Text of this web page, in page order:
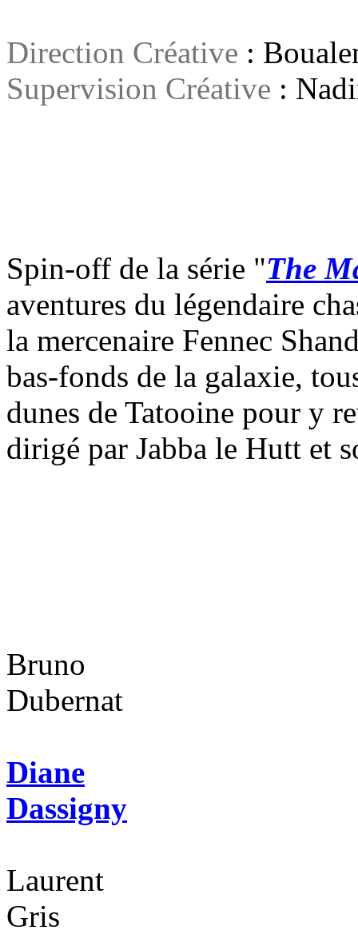
Direction Créative :
Supervision Créative :
Spin-off de la série "The
aventures du légendaire
la mercenaire Fennec
bas-fonds de la galaxie,
dunes de Tatooine pour y
dirigé par Jabba le Hutt et
Bruno
Dubernat
Diane
Dassigny
Laurent
Gris